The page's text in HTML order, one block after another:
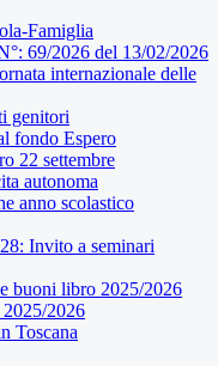
Famiglia
69/2026 del 13/02/2026
internazionale delle
genitori
fondo Espero
22 settembre
autonoma
anno scolastico
Invito a seminari
buoni libro 2025/2026
2026
Toscana